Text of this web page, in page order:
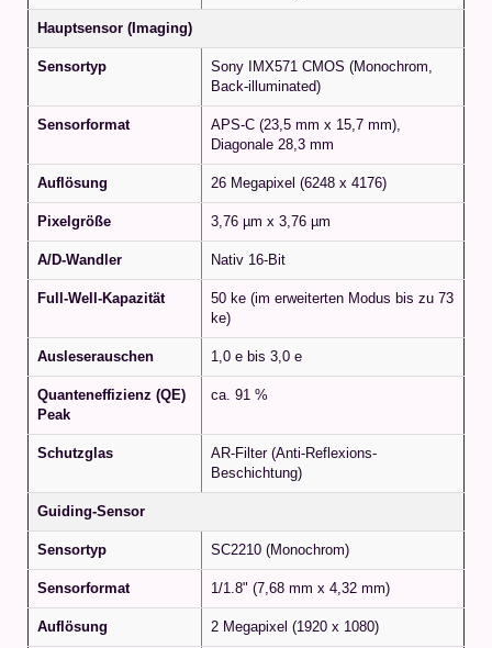
Hauptsensor (Imaging)
Sensortyp
Sony IMX571 CMOS (Monochrom,
Back-illuminated)
Sensorformat
APS-C (23,5 mm x 15,7 mm),
Diagonale 28,3 mm
Auflösung 26 Megapixel (6248 x 4176)
Pixelgröße 3,76 µm x 3,76 µm
A/D-Wandler Nativ 16-Bit
Full-Well-Kapazität
50 ke (im erweiterten Modus bis zu 73
ke)
Ausleserauschen 1,0 e bis 3,0 e
Quanteneffizienz (QE)
Peak
ca. 91 %
Schutzglas
AR-Filter (Anti-Reflexions-
Beschichtung)
Guiding-Sensor
Sensortyp SC2210 (Monochrom)
Sensorformat 1/1.8" (7,68 mm x 4,32 mm)
Auflösung 2 Megapixel (1920 x 1080)